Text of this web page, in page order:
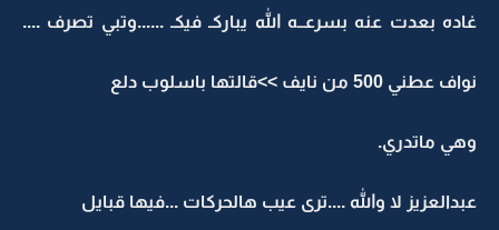
غاده بعدت عنه بسرعــه الله يباركـ فيكـ ......وتبي تصرف ....
نواف عطني 500 من نايف >>قالتها باسلوب دلع
وهي ماتدري.
عبدالعزيز لا والله ....ترى عيب هالحركات ...فيها قبايل